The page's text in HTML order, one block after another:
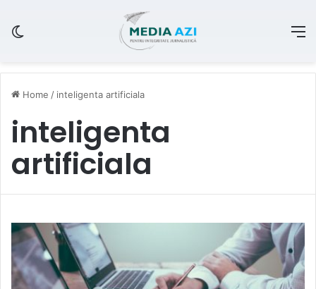
Home / inteligenta artificiala
inteligenta
artificiala